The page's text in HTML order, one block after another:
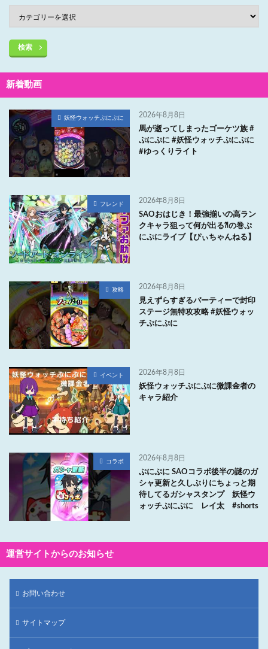
検索
新着動画
妖怪ウォッチぷにぷに 2026年8月8日
馬が逝ってしまったゴーケツ族 #
ぷにぷに #妖怪ウォッチぷにぷに
#ゆっくりライト
フレンド 2026年8月8日
SAOおはじき！最強揃いの高ラン
クキャラ狙って何が出る⁈の巻ぷ
にぷにライブ【ぴぃちゃんねる】
攻略 2026年8月8日
見えずらすぎるパーティーで封印
ステージ無特攻攻略 #妖怪ウォッ
チぷにぷに
イベント 2026年8月8日
妖怪ウォッチぷにぷに微課金者の
キャラ紹介
コラボ 2026年8月8日
ぷにぷに SAOコラボ後半の謎のガ
シャ更新と久しぶりにちょっと期
待してるガシャスタンプ 妖怪ウ
ォッチぷにぷに レイ太 #shorts
運営サイトからのお知らせ
お問い合わせ
サイトマップ